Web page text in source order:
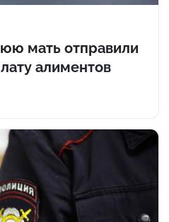
мать отправили
алиментов